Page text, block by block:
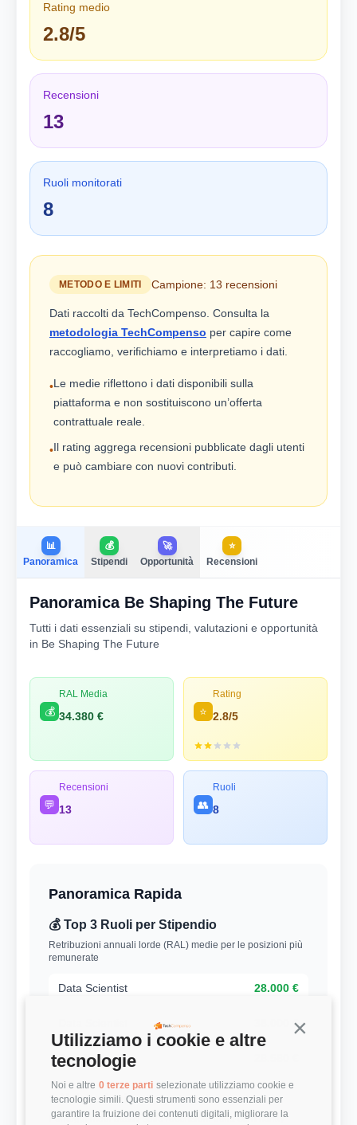
Continua
Utilizziamo i cookie e altre
tecnologie
Noi e altre 0 terze parti selezionate utilizziamo cookie e
tecnologie simili. Questi strumenti sono essenziali per
garantire la fruizione dei contenuti digitali, migliorare la
Rating medio
2.8/5
Recensioni
13
Ruoli monitorati
8
METODO E LIMITI Campione: 13 recensioni
Dati raccolti da TechCompenso. Consulta la
metodologia TechCompenso per capire come
raccogliamo, verifichiamo e interpretiamo i dati.
•Le medie riflettono i dati disponibili sulla
piattaforma e non sostituiscono un’offerta
contrattuale reale.
•Il rating aggrega recensioni pubblicate dagli utenti
e può cambiare con nuovi contributi.
📊
Panoramica
💰
Stipendi
🚀
Opportunità
⭐
Recensioni
Panoramica Be Shaping The Future
Tutti i dati essenziali su stipendi, valutazioni e opportunità
in Be Shaping The Future
💰
RAL Media
34.380 € ⭐
Rating
2.8/5
💬
Recensioni
13 👥
Ruoli
8
Panoramica Rapida
💰 Top 3 Ruoli per Stipendio
Retribuzioni annuali lorde (RAL) medie per le posizioni più
remunerate
Data Scientist 28.000 €
38.000 €
Developer
⭐ Valutazioni
Punteggi medi basati sulle recensioni della community